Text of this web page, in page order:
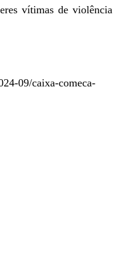
vítimas de violência
09/caixa-comeca-